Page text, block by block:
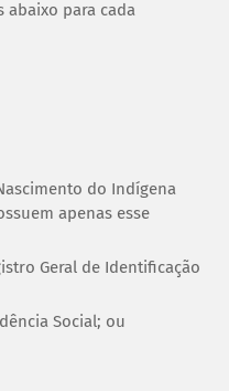
abaixo para cada
do Indígena
apenas esse
Geral de Identificação
Social; ou